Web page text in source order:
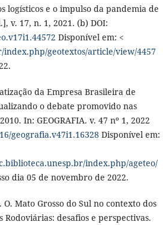
logísticos e o impulso da pandemia de
v. 17, n. 1, 2021. (b) DOI:
Disponível em: <
geotextos/article/view/4457
da Empresa Brasileira de
o debate promovido nas
In: GEOGRAFIA. v. 47 nº 1, 2022
geografia.v47i1.16328Disponível em:
index.php/ageteo/
dia 05 de novembro de 2022.
O. Mato Grosso do Sul no contexto dos
Rodoviárias: desafios e perspectivas.